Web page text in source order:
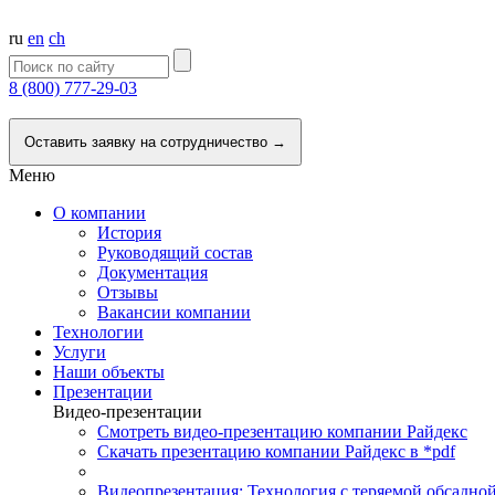
ru en ch
8 (800) 777-29-03
Оставить заявку на сотрудничество →
Меню
О компании
История
Руководящий состав
Документация
Отзывы
Вакансии компании
Технологии
Услуги
Наши объекты
Презентации
Видео-презентации
Смотреть видео-презентацию компании Райдекс
Скачать презентацию компании Райдекс в *pdf
Видеопрезентация: Технология с теряемой